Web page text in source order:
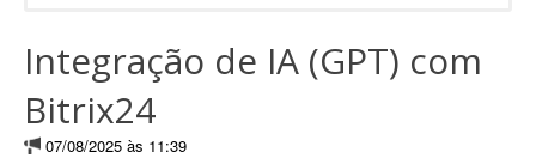
Integração de IA (GPT) com
Bitrix24
07/08/2025 às 11:39